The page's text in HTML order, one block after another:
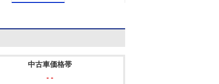
中古車価格帯
- -